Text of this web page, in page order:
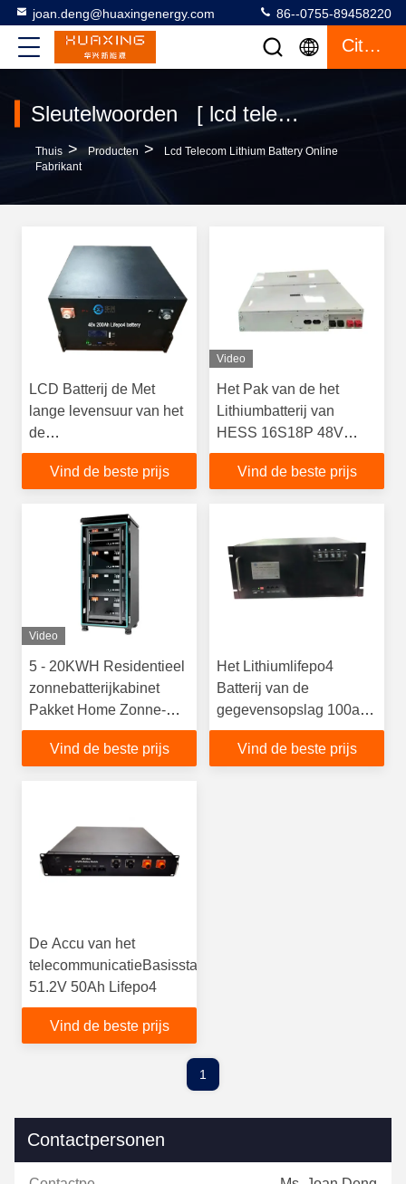
joan.deng@huaxingenergy.com 86--0755-89458220
Citaat
Sleutelwoorden [ lcd telecom lithium battery ] Gelijke 5 producten
Thuis > Producten >
Lcd Telecom Lithium Battery Online
Fabrikant
LCD Batterij de Met
lange levensuur van het
de
Telecommunicatielithium
van Vertoningscycli
Vind de beste prijs
Video
Het Pak van de het
Lithiumbatterij van
HESS 16S18P 48V
100Ah met 5KW-
Omschakelaar
Vind de beste prijs
Video
5 - 20KWH Residentieel
zonnebatterijkabinet
Pakket Home Zonne-
energieopslagsysteem
Vind de beste prijs
Het Lithiumlifepo4
Batterij van de
gegevensopslag 100ah
met RS232
Vind de beste prijs
De Accu van het
telecommunicatieBasisstation
51.2V 50Ah Lifepo4
Vind de beste prijs
1
Contactpersonen